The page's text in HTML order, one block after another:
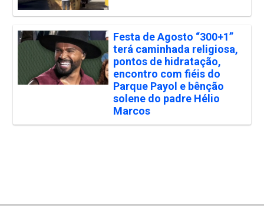
Festa de Agosto “300+1”
terá caminhada religiosa,
pontos de hidratação,
encontro com fiéis do
Parque Payol e bênção
solene do padre Hélio
Marcos